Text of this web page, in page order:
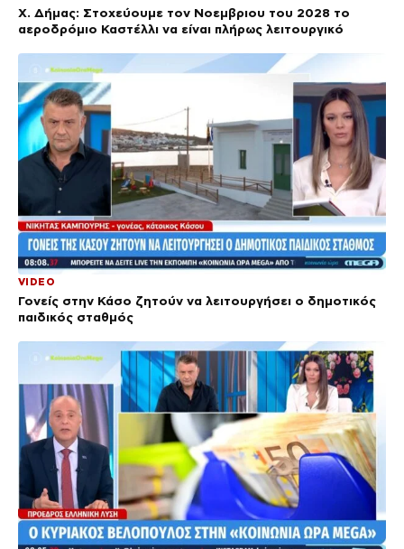
Χ. Δήμας: Στοχεύουμε τον Νοεμβριου του 2028 το
αεροδρόμιο Καστέλλι να είναι πλήρως λειτουργικό
VIDEO
Γονείς στην Κάσο ζητούν να λειτουργήσει ο δημοτικός
παιδικός σταθμός